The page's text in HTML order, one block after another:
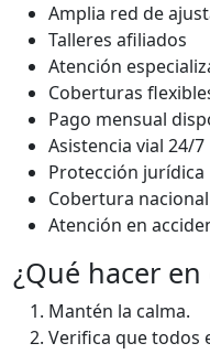
Amplia red de
Talleres afiliados
Atención
Coberturas
Pago mensual
Asistencia vial 24/7
Protección jurídica
Cobertura nacional
Atención en
¿Qué hacer
Mantén la calma.
Verifica que todos